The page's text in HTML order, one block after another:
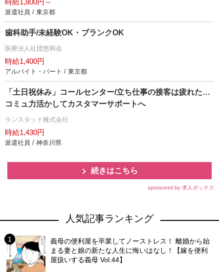
派遣社員 / 東京都
歯科助手/未経験OK・ブランクOK
医療法人社団悠和会
時給1,400円
アルバイト・パート / 東京都
「土日祝休み」コールセンター/立ち仕事の接客は疲れた…
コミュ力活かしてカスタマーサポートへ
ランスタッド株式会社
時給1,430円
派遣社員 / 神奈川県
続きはこちら
sponsored by 求人ボックス
人気記事ランキング
義母の便利屋を卒業してノーストレス！ 離婚から始
まる妻と娘の新たな人生に悔いはなし！【嫁を便利
屋扱いする義母 Vol.44】